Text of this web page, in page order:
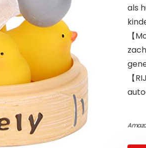
als
【
【